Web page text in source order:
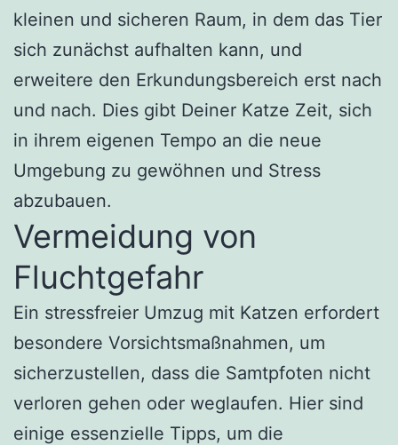
kleinen und sicheren Raum, in dem das Tier
sich zunächst aufhalten kann, und
erweitere den Erkundungsbereich erst nach
und nach. Dies gibt Deiner Katze Zeit, sich
in ihrem eigenen Tempo an die neue
Umgebung zu gewöhnen und Stress
abzubauen.
Vermeidung von
Fluchtgefahr
Ein stressfreier Umzug mit Katzen erfordert
besondere Vorsichtsmaßnahmen, um
sicherzustellen, dass die Samtpfoten nicht
verloren gehen oder weglaufen. Hier sind
einige essenzielle Tipps, um die